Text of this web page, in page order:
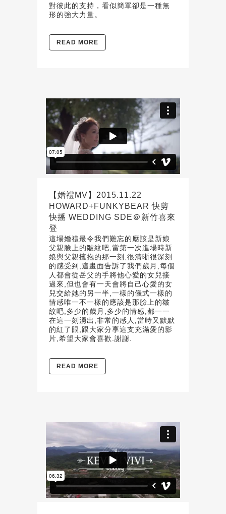
對彼此的支持，看似簡單卻是一種無
形的強大力量。
READ MORE
【婚禮MV】2015.11.22
HOWARD+FUNKYBEAR 快剪
快播 WEDDING SDE＠新竹喜來
登
這場婚禮最令我們難忘的應該是新娘
父親臉上的皺紋吧,當第一次進場時新
娘與父親擁抱的那一刻,很清晰很深刻
的感受到,這畫面告訴了我們歲月,每個
人都會從岳父的手將他心愛的女兒接
過來,但也會有一天會將自己心愛的女
兒交給她的另一半,一樣的儀式一樣的
情感唯一不一樣的應該是那臉上的皺
紋吧,多少的歲月,多少的情感,都一一
在這一刻湧出,非常的感人,當時又默默
的紅了眼,跟大家分享這支充滿愛的影
片,希望大家會喜歡.謝謝.
READ MORE